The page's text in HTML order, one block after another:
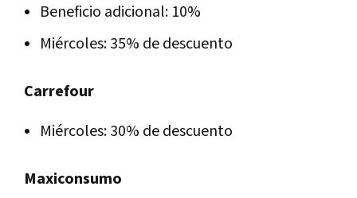
Beneficio adicional: 10%
Miércoles: 35% de descuento
Carrefour
Miércoles: 30% de descuento
Maxiconsumo